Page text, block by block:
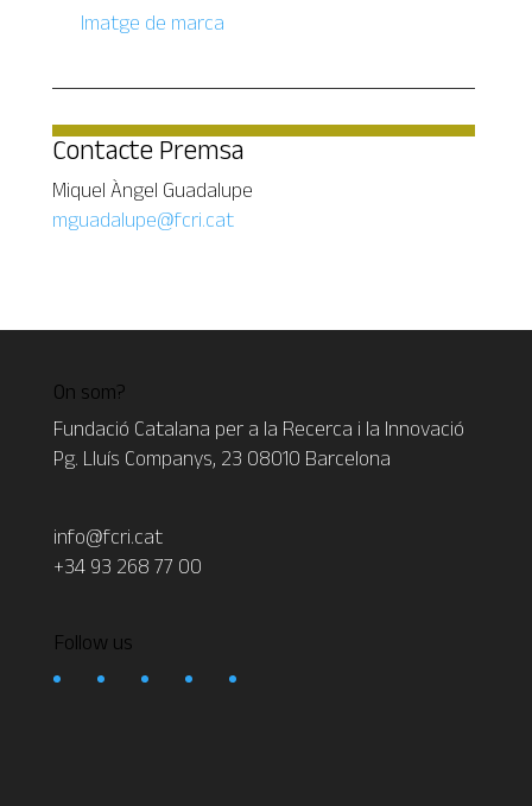
Imatge de marca
Contacte Premsa
Miquel Àngel Guadalupe
mguadalupe@fcri.cat
On som?
Fundació Catalana per a la Recerca i la Innovació
Pg. Lluís Companys, 23 08010 Barcelona
info@fcri.cat
+34 93 268 77 00
Follow us